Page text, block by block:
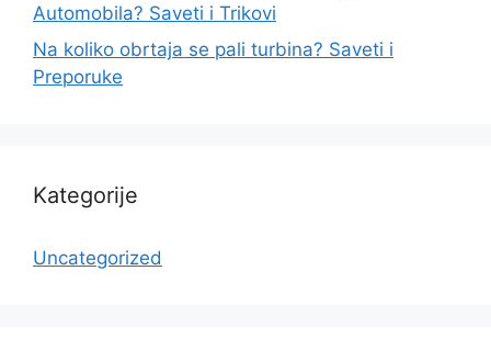
Automobila? Saveti i Trikovi
Na koliko obrtaja se pali turbina? Saveti i
Preporuke
Kategorije
Uncategorized